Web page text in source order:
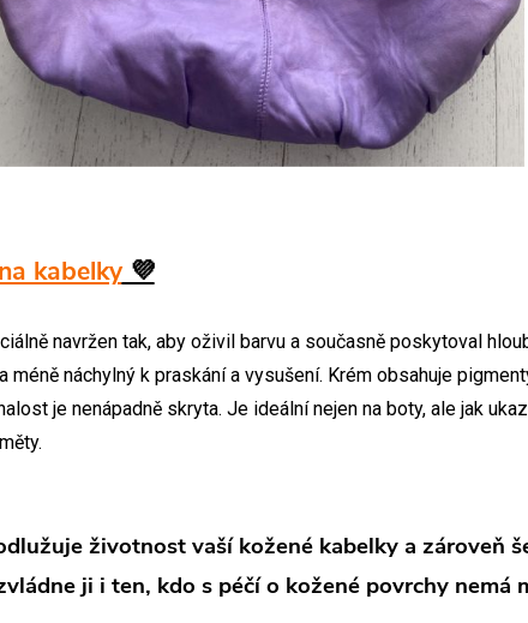
kabelky💜
navržen tak, aby oživil barvu a současně poskytoval
méně náchylný k praskání a vysušení. Krém obsahuje
je nenápadně skryta. Je ideální nejen na boty, ale jak
životnost vaší kožené kabelky a zároveň
ji i ten, kdo s péčí o kožené povrchy nemá